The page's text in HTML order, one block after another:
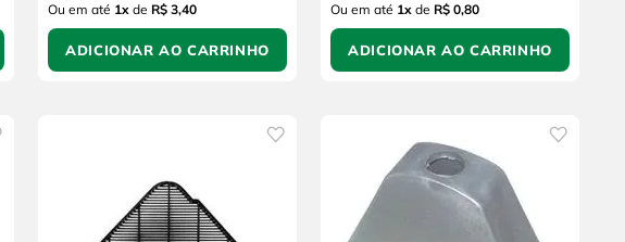
Ou em até 1x de R$ 3,40
ADICIONAR AO CARRINHO
Ou em até 1x de R$ 0,80
ADICIONAR AO CARRINHO